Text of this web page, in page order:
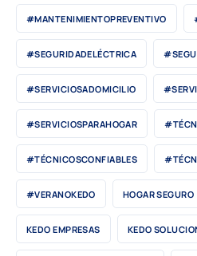
#MANTENIMIENTOPREVENTIVO
#SEGURIDADELÉCTRICA
#SERVICIOSADOMICILIO
#SERVICIOSPARAHOGAR
#TÉCNICOSCONFIABLES
#VERANOKEDO HOGAR SEGURO
KEDO EMPRESAS KEDO